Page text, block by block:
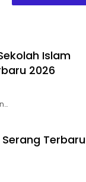
Islam
2026
Terbaru